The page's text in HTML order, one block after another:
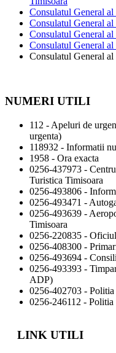
Consulatul General
Consulatul General
Consulatul General
Consulatul General
Consulatul General
NUMERI UTILI
112 - Apeluri de
urgenta)
118932 - Informatii
1958 - Ora exacta
0256-437973 -
Turistica Timisoara
0256-493806 -
0256-493471 -
0256-493639 -
Timisoara
0256-220835 -
0256-408300 -
0256-493694 -
0256-493393 -
ADP)
0256-402703 - Politia
0256-246112 - Politia
LINK UTILI